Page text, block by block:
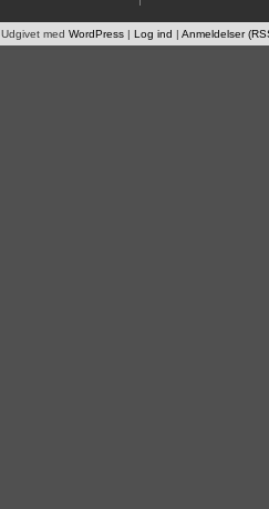
Udgivet med WordPress | Log ind | Anmeldelser